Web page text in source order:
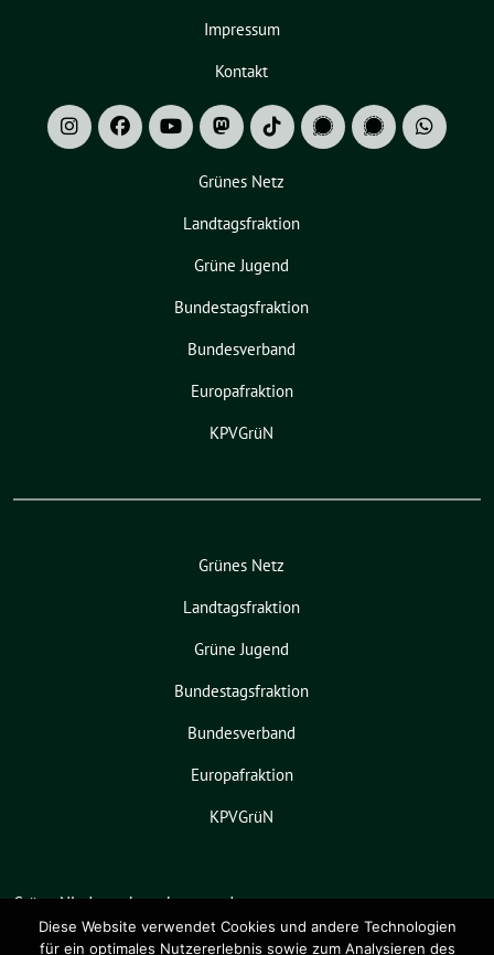
Impressum
Kontakt
Grünes Netz
Landtagsfraktion
Grüne Jugend
Bundestagsfraktion
Bundesverband
Europafraktion
KPVGrüN
Grünes Netz
Landtagsfraktion
Grüne Jugend
Bundestagsfraktion
Bundesverband
Europafraktion
KPVGrüN
Grüne Niedersachsen benutzt das
freie grüne Themesunflower ‐ ein
Diese Website verwendet Cookies und andere Technologien
für ein optimales Nutzererlebnis sowie zum Analysieren des